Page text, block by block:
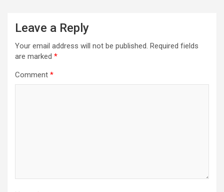
Leave a Reply
Your email address will not be published. Required fields
are marked *
Comment *